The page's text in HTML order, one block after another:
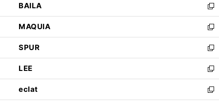
く
ィ
ン
ド
ウ
で
開
く
い
ウ
ィ
ン
ド
ウ
で
開
く
BAILA
新
し
い
ウ
ィ
ン
ド
ウ
で
開
MAQUIA
新
し
い
ウ
ィ
ン
ド
ウ
SPUR
新
し
い
ウ
ィ
ン
LEE
新
し
い
ウ
eclat
新